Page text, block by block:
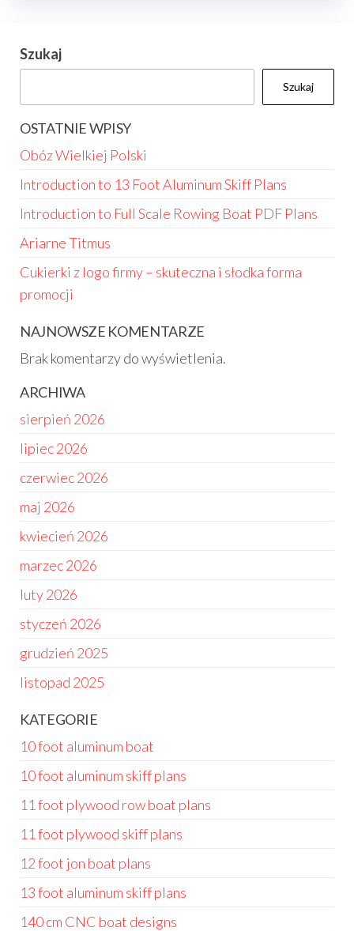
Szukaj
Szukaj
OSTATNIE WPISY
Obóz Wielkiej Polski
Introduction to 13 Foot Aluminum Skiff Plans
Introduction to Full Scale Rowing Boat PDF Plans
Ariarne Titmus
Cukierki z logo firmy – skuteczna i słodka forma
promocji
NAJNOWSZE KOMENTARZE
Brak komentarzy do wyświetlenia.
ARCHIWA
sierpień 2026
lipiec 2026
czerwiec 2026
maj 2026
kwiecień 2026
marzec 2026
luty 2026
styczeń 2026
grudzień 2025
listopad 2025
KATEGORIE
10 foot aluminum boat
10 foot aluminum skiff plans
11 foot plywood row boat plans
11 foot plywood skiff plans
12 foot jon boat plans
13 foot aluminum skiff plans
140 cm CNC boat designs